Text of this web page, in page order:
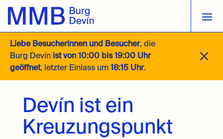
M
Liebe Besucherinnen und Besucher, die
Burg Devín ist von 10:00 bis 19:00 Uhr
geöffnet, letzter Einlass um 18:15 Uhr.
Devín ist ein
Kreuzungspunkt